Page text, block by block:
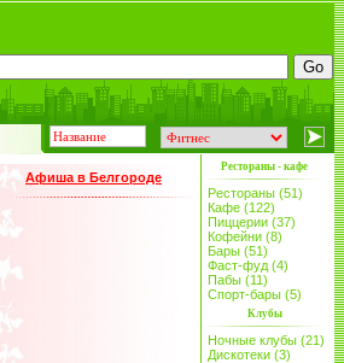
Афиша в Белгороде
Рестораны - кафе
Рестораны (51)
Кафе (122)
Пиццерии (37)
Кофейни (8)
Бары (51)
Фаст-фуд (4)
Пабы (11)
Спорт-бары (5)
Клубы
Ночные клубы (21)
Дискотеки (3)